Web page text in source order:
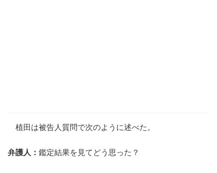
植田は被告人質問で次のように述べた。
弁護人： 鑑定結果を見てどう思った？